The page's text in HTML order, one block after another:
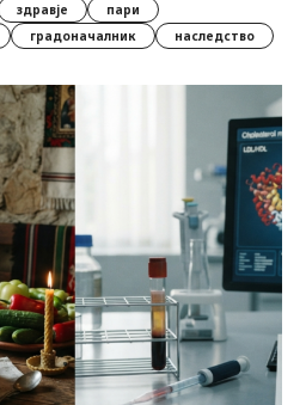
здравје
пари
градоначалник наследство